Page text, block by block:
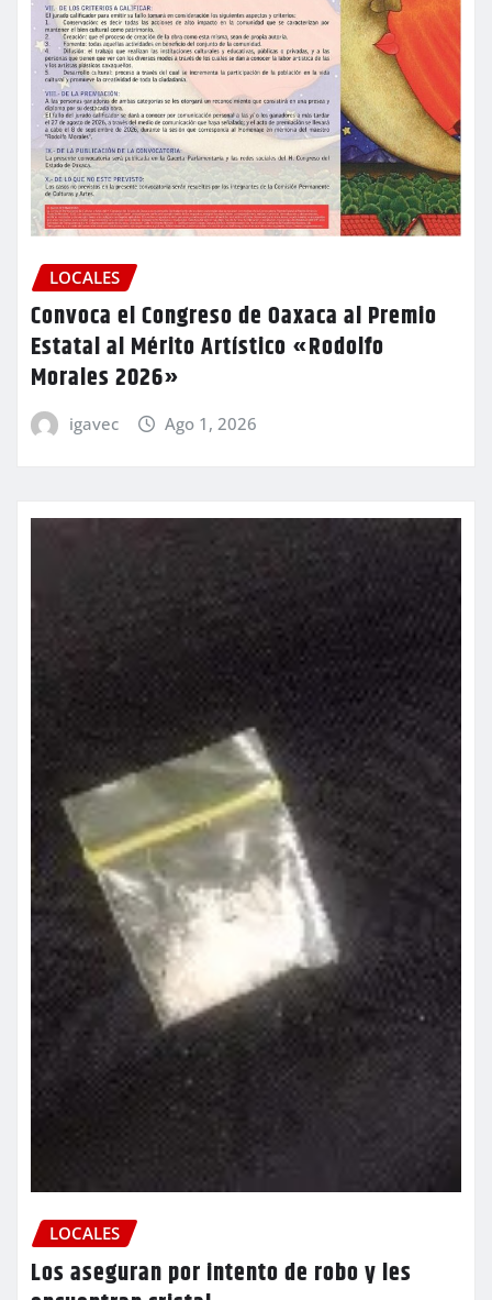
LOCALES
Convoca el Congreso de Oaxaca al Premio
Estatal al Mérito Artístico «Rodolfo
Morales 2026»
igavec Ago 1, 2026
LOCALES
Los aseguran por intento de robo y les